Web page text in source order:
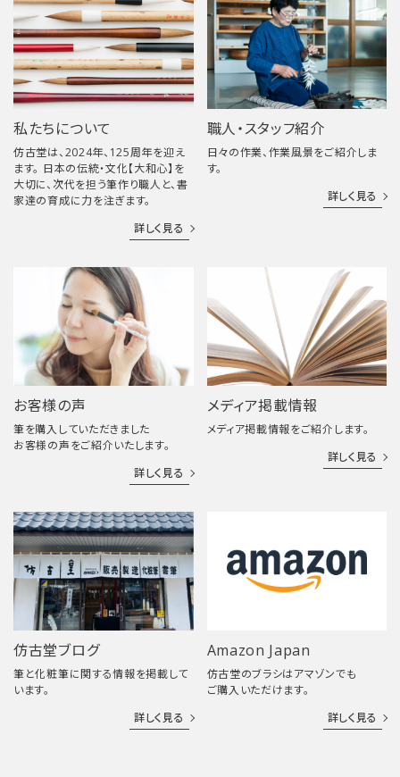
私たちについて
仿古堂は、2024年、125周年を迎え
ます。 日本の伝統・文化【大和心】を
大切に、次代を担う筆作り職人と、書
家達の育成に力を注ぎます。
詳しく見る
職人・スタッフ紹介
日々の作業、作業風景をご紹介しま
す。
詳しく見る
お客様の声
筆を購入していただきました
お客様の声をご紹介いたします。
詳しく見る
メディア掲載情報
メディア掲載情報をご紹介します。
詳しく見る
仿古堂ブログ
筆と化粧筆に関する情報を掲載して
います。
詳しく見る
Amazon Japan
仿古堂のブラシはアマゾンでも
ご購入いただけます。
詳しく見る